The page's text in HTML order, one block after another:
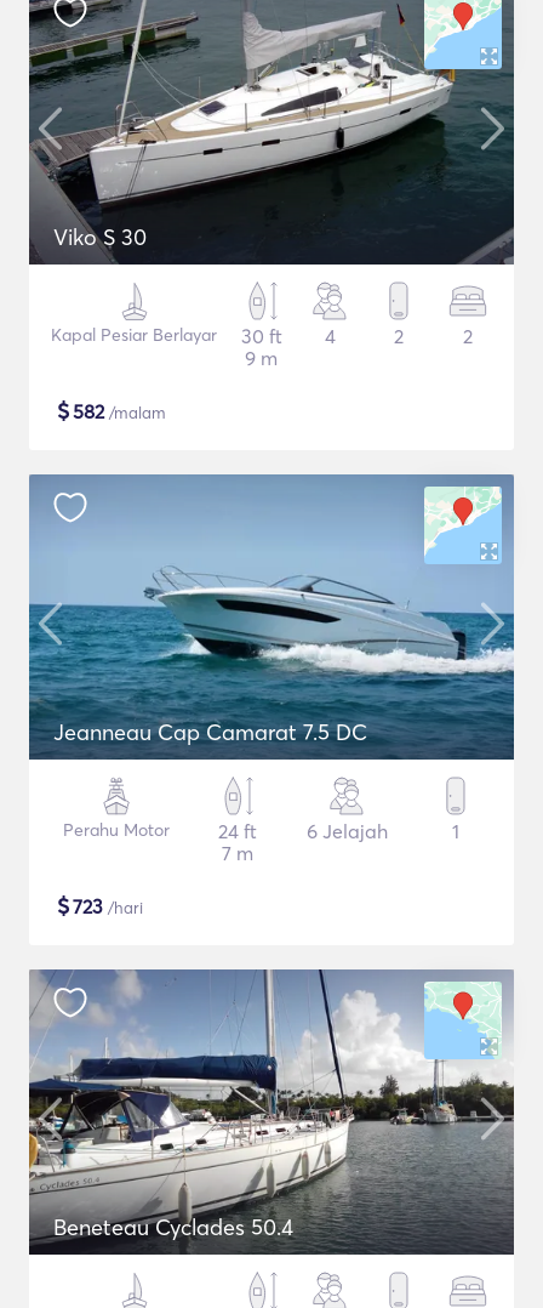
Viko S 30
Kapal Pesiar Berlayar
30 ft
9 m
4 2 2
$582/malam
Jeanneau Cap Camarat 7.5 DC
Perahu Motor
24 ft
7 m
6 Jelajah 1
$723 /hari
Beneteau Cyclades 50.4